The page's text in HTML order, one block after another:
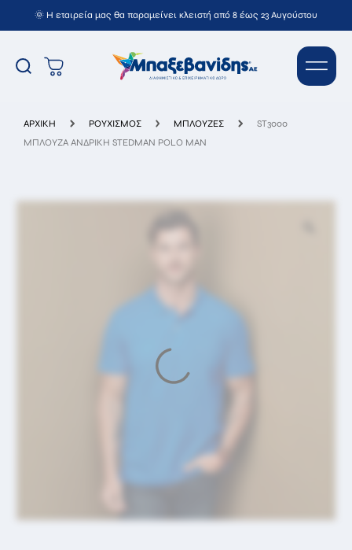
🌞 Η εταιρεία μας θα παραμείνει κλειστή από 8 έως 23 Αυγούστου
ΑΡΧΙΚΉ ΡΟΥΧΙΣΜΟΣ ΜΠΛΟΥΖΕΣ
ST3000
ΜΠΛΟΥΖΑ ΑΝΔΡΙΚΗ STEDMAN POLO MAN
ST3000 ΜΠΛΟΥΖΑ ΑΝΔΡΙΚΗ
STEDMAN POLO MAN
στοιχεία που συμπληρώσατε θα αποθηκευτούν